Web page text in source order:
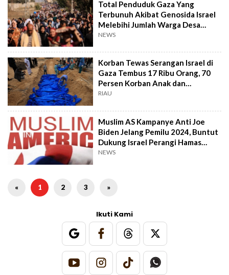
Total Penduduk Gaza Yang
Terbunuh Akibat Genosida Israel
Melebihi Jumlah Warga Desa
Tambun Di Bekasi!
NEWS
Korban Tewas Serangan Israel di
Gaza Tembus 17 Ribu Orang, 70
Persen Korban Anak dan
Perempuan
RIAU
Muslim AS Kampanye Anti Joe
Biden Jelang Pemilu 2024, Buntut
Dukung Israel Perangi Hamas
Palestina
NEWS
« 1 2 3 »
Ikuti Kami